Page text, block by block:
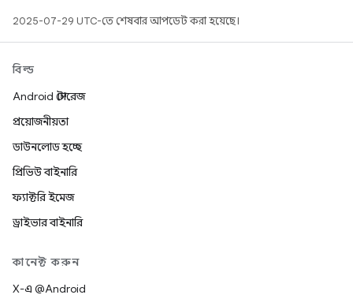
2025-07-29 UTC-তে শেষবার আপডেট করা হয়েছে।
বিল্ড
Android স্টোরেজ
প্রয়োজনীয়তা
ডাউনলোড হচ্ছে
প্রিভিউ বাইনারি
ফ্যাক্টরি ইমেজ
ড্রাইভার বাইনারি
কানেক্ট করুন
X-এ @Android